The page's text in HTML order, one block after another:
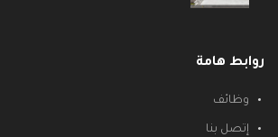
روابط هامة
وظائف
إتصل بنا